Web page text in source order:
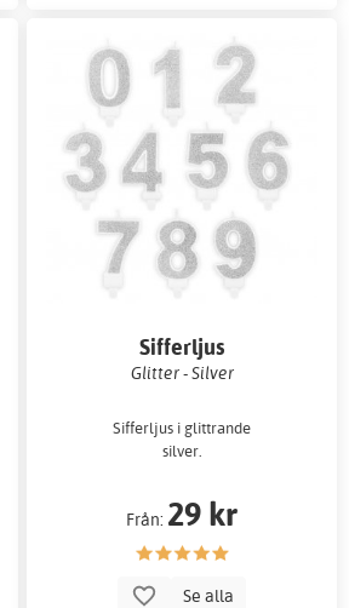
Sifferljus
Glitter - Silver
Sifferljus i glittrande
silver.
Från: 29 kr
Se alla